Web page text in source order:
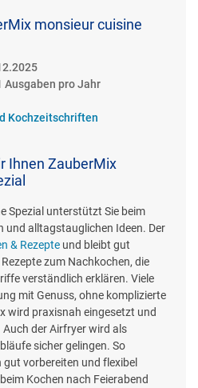
monsieur cuisine
Ausgaben pro Jahr
Kochzeitschriften
Ihnen ZauberMix
Spezial unterstützt Sie beim
und alltagstauglichen Ideen. Der
& Rezepte und bleibt gut
zum Nachkochen, die
verständlich erklären. Viele
mit Genuss, ohne komplizierte
wird praxisnah eingesetzt und
der Airfryer wird als
sicher gelingen. So
vorbereiten und flexibel
Kochen nach Feierabend